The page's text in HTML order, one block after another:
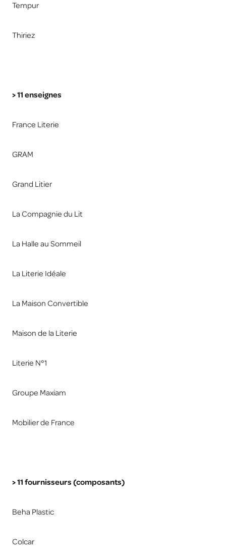
Tempur
Thiriez
> 11 enseignes
France Literie
GRAM
Grand Litier
La Compagnie du Lit
La Halle au Sommeil
La Literie Idéale
La Maison Convertible
Maison de la Literie
Literie N°1
Groupe Maxiam
Mobilier de France
> 11 fournisseurs (composants)
Beha Plastic
Colcar